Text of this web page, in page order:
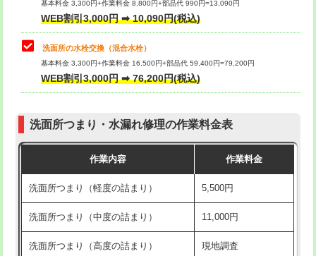
マス交換（土の掘削・埋め戻し作業）
マス交換（深さ50㎝未満）
マス交換（深さ50㎝以上）
モルタル補修（厚さ10㎝まで） 27,500円
モルタル補修（厚さ10㎝超え） 38,500円
洗面台設置 38,500円
バスタブ設置 現場見積
交換・取付(単水栓（壁付・デッキ
式）)
交換・取付(混合水栓（壁付・デッキ
式・ワンホール）)
16,500円+材料費
（P/S/ポップアップ））
交換・取付（その他部品） 11,000円+材料費
持込商品取付（単水栓） 13,200円
持込商品取付（混合水栓） 16,500円
持込商品取付（浄水器・分岐水栓） 16,500円
基本料金 3,300円+作業料金 8,800円+部品代 990円=13,090円
WEB割引3,000円 ➡ 10,090円(税込)
洗面所の水栓交換（混合水栓）
基本料金 3,300円+作業料金 16,500円+部品代 59,400円=79,200円
WEB割引3,000円 ➡ 76,200円(税込)
洗面所つまり・水漏れ修理の作業料金表
作業内容 作業料金
洗面所つまり（軽度の詰まり） 5,500円
洗面所つまり（中度の詰まり） 11,000円
洗面所つまり（高度の詰まり） 現地調査